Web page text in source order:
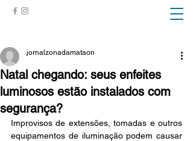
Natal chegando: seus enfeites
luminosos estão instalados com
segurança?
jornalzonadamataon
Improvisos de extensões, tomadas e outros
equipamentos de iluminação podem causar